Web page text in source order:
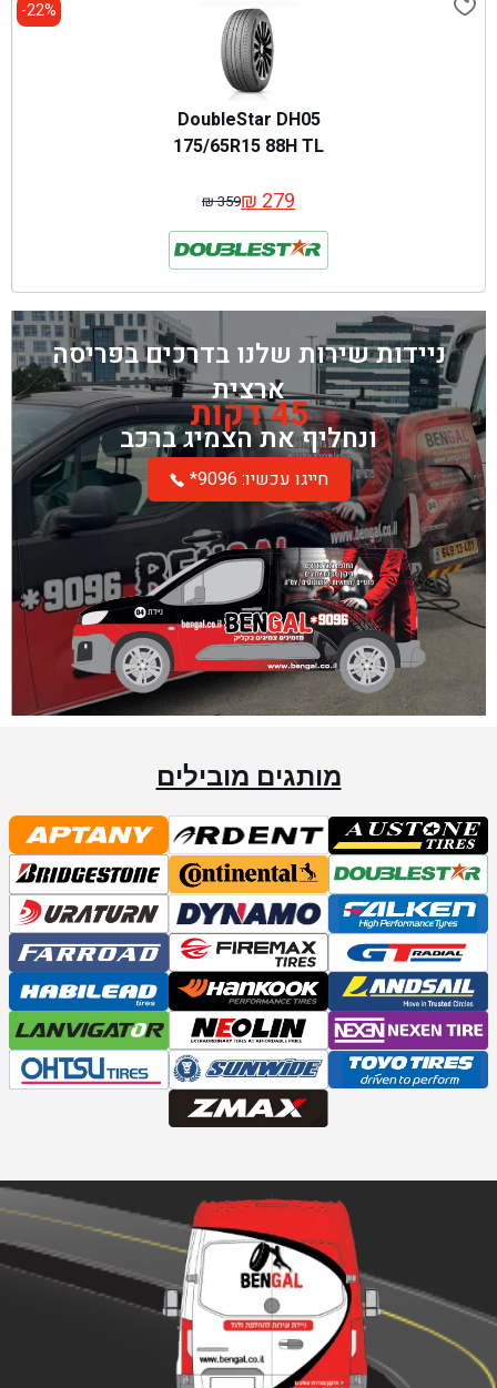
22%-
DoubleStar DH05
175/65R15 88H TL
₪359
המחיר
המקורי
היה:
₪ 359.
₪279 המחיר
הנוכחי
הוא:
₪ 279.
ניידות שירות שלנו בדרכים בפריסה
ארצית
45 דקות
ונחליף את הצמיג ברכב
*חייגו עכשיו: 9096
מותגים מובילים